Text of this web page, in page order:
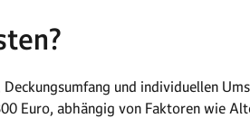
und individuellen
Euro, abhängig von Faktoren wie